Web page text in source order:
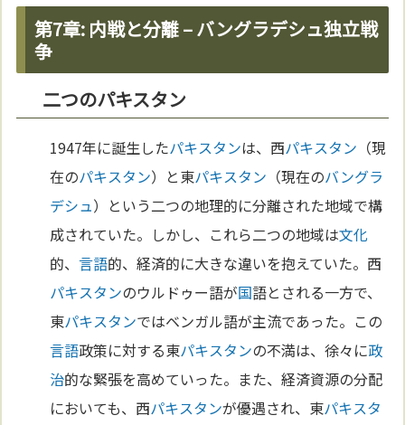
第7章: 内戦と分離 – バングラデシュ独立戦
争
二つのパキスタン
1947年に誕生したパキスタンは、西パキスタン （現
在のパキスタン）と東パキスタン （現在のバングラ
デシュ）という二つの地理的に分離された地域で構
成されていた。しかし、これら二つの地域は文化
的、言語的、経済的に大きな違いを抱えていた。西
パキスタンのウルドゥー語が国語とされる一方で、
東パキスタンではベンガル語が主流であった。この
言語政策に対する東パキスタンの不満は、徐々に政
治的な緊張を高めていった。また、経済資源の分配
においても、西パキスタンが優遇され、東パキスタ